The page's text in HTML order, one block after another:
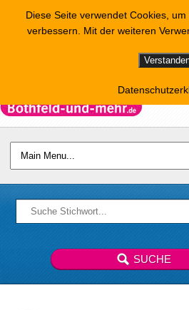
Diese Seite verwendet Cookies,
verbessern. Mit der weiteren